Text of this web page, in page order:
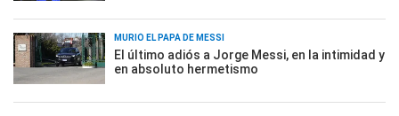
MURIÓ EL PAPÁ DE MESSI
El último adiós a Jorge Messi, en la intimidad y
en absoluto hermetismo